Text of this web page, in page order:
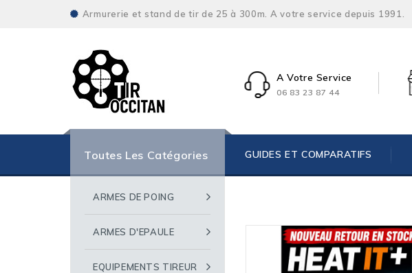
Armurerie et stand de tir de 25 à 300m. A votre service depuis 1991.
A Votre Service
06 83 23 87 44
GUIDES ET COMPARATIFS
Toutes Les Catégories
ARMES DE POING
ARMES D'EPAULE
EQUIPEMENTS TIREUR